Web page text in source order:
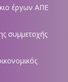
έργων ΑΠΕ
συμμετοχής